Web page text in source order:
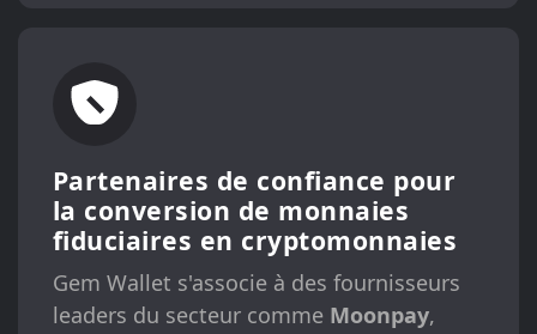
Partenaires de confiance pour
la conversion de monnaies
fiduciaires en cryptomonnaies
Gem Wallet s'associe à des fournisseurs
leaders du secteur comme Moonpay,